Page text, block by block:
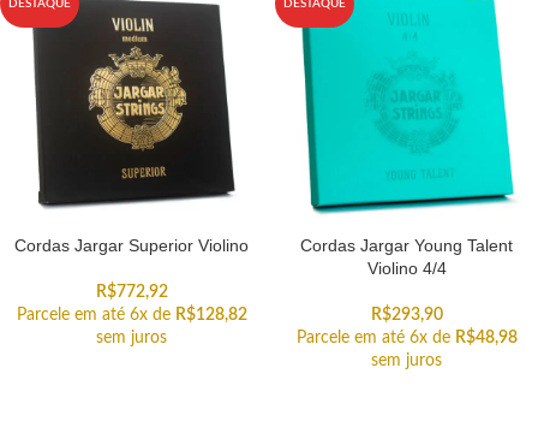
DESTAQUE
Cordas Jargar Superior Violino
R$772,92
Parcele em até 6x de R$128,82
sem juros
DESTAQUE
Cordas Jargar Young Talent
Violino 4/4
R$293,90
Parcele em até 6x de R$48,98
sem juros